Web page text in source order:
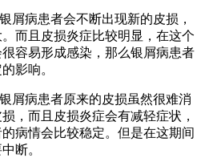
屑病患者会不断出现新的皮损，
而且皮损炎症比较明显，在这个
容易形成感染，那么银屑病患者
影响。
屑病患者原来的皮损虽然很难消
，而且皮损炎症会有减轻症状，
病情会比较稳定。但是在这期间
断。